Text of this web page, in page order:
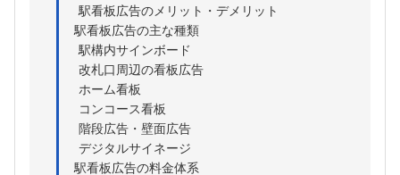
駅看板広告のメリット・デメリット
駅看板広告の主な種類
駅構内サインボード
改札口周辺の看板広告
ホーム看板
コンコース看板
階段広告・壁面広告
デジタルサイネージ
駅看板広告の料金体系